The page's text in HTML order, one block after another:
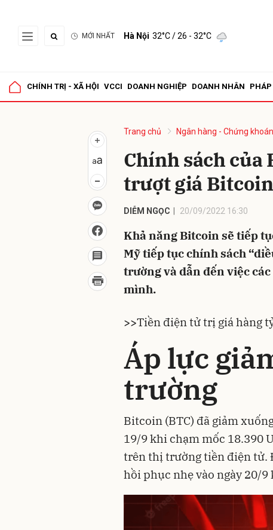
MỚI NHẤT Hà Nội 32°C/ 26 - 32°C
CHÍNH TRỊ - XÃ HỘI VCCI DOANH NGHIỆP DOANH NHÂN
Trang chủ Ngân hàng - Chứng khoán
Chính sách của
trượt giá Bitcoin
DIỄM NGỌC 20/09/2022 16:30
Khả năng Bitcoin sẽ tiếp
Mỹ tiếp tục chính sách
trường và dẫn đến việc
mình.
>>Tiền điện tử trị giá hàng
Áp lực
trường
Bitcoin (BTC) đã giảm
19/9 khi chạm mốc 18.390
trên thị trường tiền điện tử.
hồi phục nhẹ vào ngày 20/9